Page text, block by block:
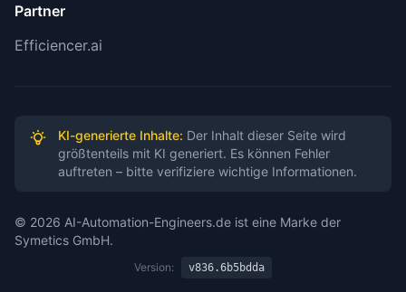
Partner
Efficiencer.ai
KI-generierte Inhalte: Der Inhalt dieser Seite wird
größtenteils mit KI generiert. Es können Fehler
auftreten – bitte verifiziere wichtige Informationen.
© 2026 AI-Automation-Engineers.de ist eine Marke der
Symetics GmbH.
Version: v836.6b5bdda